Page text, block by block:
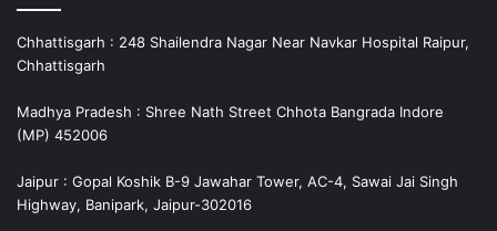
Chhattisgarh : 248 Shailendra Nagar Near Navkar Hospital Raipur,
Chhattisgarh
Madhya Pradesh : Shree Nath Street Chhota Bangrada Indore
(MP) 452006
Jaipur : Gopal Koshik B-9 Jawahar Tower, AC-4, Sawai Jai Singh
Highway, Banipark, Jaipur-302016